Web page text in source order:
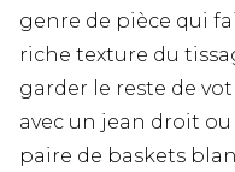
genre de pièce qui
riche texture du
garder le reste de
avec un jean droit
paire de baskets